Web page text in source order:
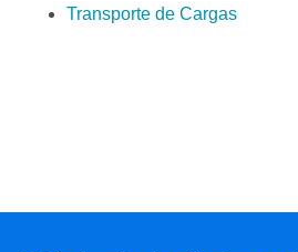
Transporte de Cargas